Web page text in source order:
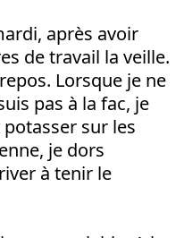
après avoir
de travail la veille.
Lorsque je ne
pas à la fac, je
sur les
je dors
à tenir le